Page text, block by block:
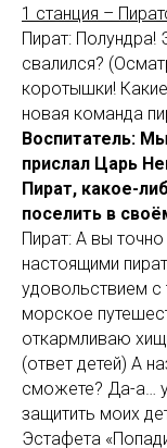
1 станция –
Пират: Полундра!
свалился?
коротышки!
новая команда
Воспитатель:
прислал Царь
Пират, какое-
поселить в
Пират: А вы
настоящими
удовольствием с
морское
откармливаю
(ответ детей) А
сможете? Да-а…
защитить моих
Эстафета